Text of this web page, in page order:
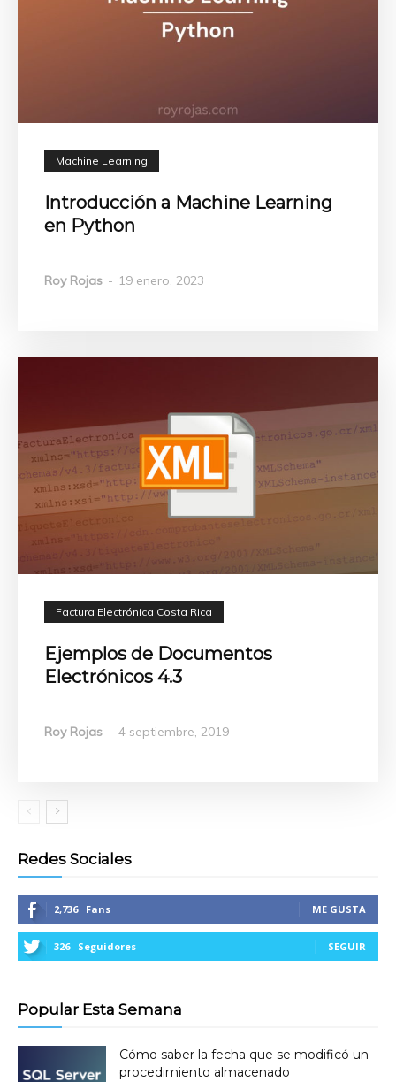
Machine Learning
Introducción a Machine Learning
en Python
Roy Rojas - 19 enero, 2023
Factura Electrónica Costa Rica
Ejemplos de Documentos
Electrónicos 4.3
Roy Rojas - 4 septiembre, 2019
Redes Sociales
2,736 Fans ME GUSTA
326 Seguidores SEGUIR
Popular Esta Semana
Cómo saber la fecha que se modificó un
procedimiento almacenado